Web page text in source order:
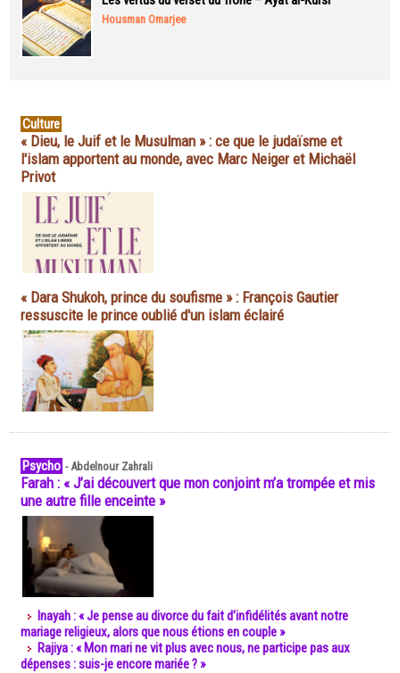
Housman Omarjee
Culture
« Dieu, le Juif et le Musulman » : ce que le judaïsme et
l'islam apportent au monde, avec Marc Neiger et Michaël
Privot
« Dara Shukoh, prince du soufisme » : François Gautier
ressuscite le prince oublié d'un islam éclairé
Psycho -Abdelnour Zahrali
Farah : « J’ai découvert que mon conjoint m’a trompée et mis
une autre fille enceinte »
Inayah : « Je pense au divorce du fait d’infidélités avant notre
mariage religieux, alors que nous étions en couple »
Rajiya : « Mon mari ne vit plus avec nous, ne participe pas aux
dépenses : suis-je encore mariée ? »